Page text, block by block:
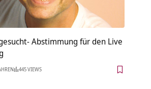
Abstimmung für den Live
445 VIEWS